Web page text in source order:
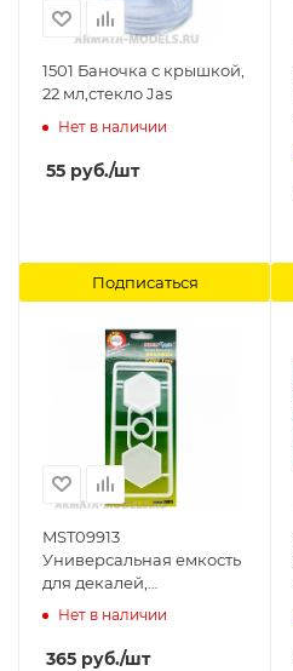
1501 Баночка с крышкой,
22 мл,стекло Jas
Нет в наличии
55 руб./шт
Подписаться
MST09913
Универсальная емкость
для декалей,
смешивания красок,
Master Tools
Нет в наличии
365 руб./шт